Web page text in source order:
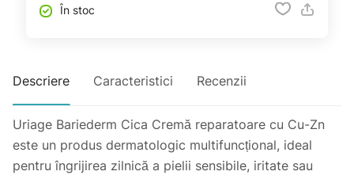
În stoc
Descriere Caracteristici Recenzii
Uriage Bariederm Cica Cremă reparatoare cu Cu-Zn
este un produs dermatologic multifuncțional, ideal
pentru îngrijirea zilnică a pielii sensibile, iritate sau